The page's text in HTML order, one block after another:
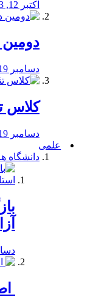
اکتبر 12, 2023
دسامبر 19, 2019
کلاس
دسامبر 19, 2019
علمی
دانشگاه
دسامبر